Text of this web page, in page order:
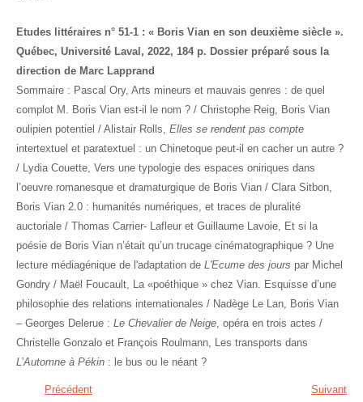
Etudes littéraires n° 51-1 : « Boris Vian en son deuxième siècle ».
Québec, Université Laval, 2022, 184 p. Dossier préparé sous la
direction de Marc Lapprand
Sommaire : Pascal Ory, Arts mineurs et mauvais genres : de quel
complot M. Boris Vian est-il le nom ? / Christophe Reig, Boris Vian
oulipien potentiel / Alistair Rolls, Elles se rendent pas compte
intertextuel et paratextuel : un Chinetoque peut-il en cacher un autre ?
/ Lydia Couette, Vers une typologie des espaces oniriques dans
l’oeuvre romanesque et dramaturgique de Boris Vian / Clara Sitbon,
Boris Vian 2.0 : humanités numériques, et traces de pluralité
auctoriale / Thomas Carrier- Lafleur et Guillaume Lavoie, Et si la
poésie de Boris Vian n’était qu’un trucage cinématographique ? Une
lecture médiagénique de l'adaptation de L'Ecume des jours par Michel
Gondry / Maël Foucault, La «poéthique » chez Vian. Esquisse d’une
philosophie des relations internationales / Nadège Le Lan, Boris Vian
– Georges Delerue : Le Chevalier de Neige , opéra en trois actes /
Christelle Gonzalo et François Roulmann, Les transports dans
L’Automne à Pékin : le bus ou le néant ?
Précédent Suivant